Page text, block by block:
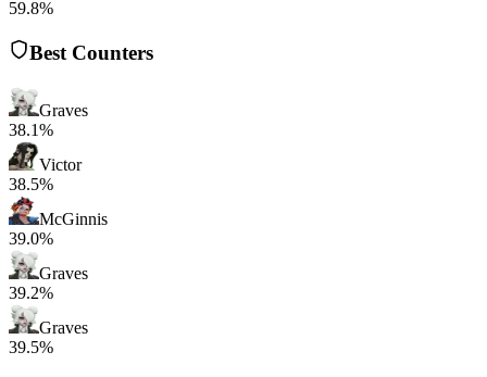
59.8%
Best Counters
Graves
38.1%
Victor
38.5%
McGinnis
39.0%
Graves
39.2%
Graves
39.5%